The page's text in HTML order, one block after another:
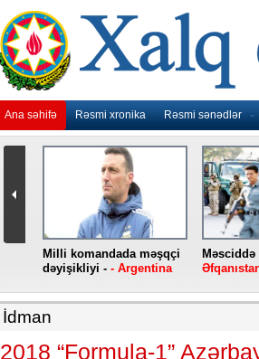
Ana səhifə Rəsmi xronika Rəsmi sənədlər
Milli komandada məşqçi
dəyişikliyi - - Argentina
Məsciddə
İdman
2018 “Formula-1”